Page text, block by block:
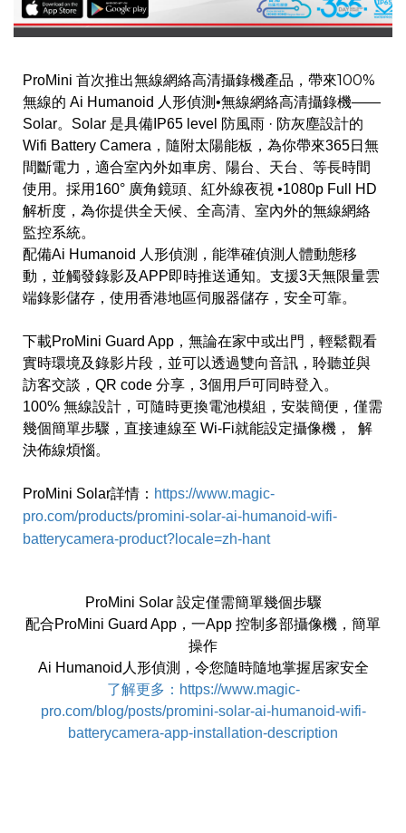
ProMini 首次推出無線網絡高清攝錄機產品，帶來100%
無線的 Ai Humanoid 人形偵測•無線網絡高清攝錄機——
Solar。Solar 是具備IP65 level 防風雨 ·​​ 防灰塵設計的
Wifi Battery Camera，隨附太陽能板，為你帶來365日無
間斷電力，適合室內外如車房、陽台、天台、等長時間
使用。採用160° 廣角鏡頭、紅外線夜視 •1080p Full HD
解析度，為你提供全天候、全高清、室內外的無線網絡
監控系統。
配備Ai Humanoid 人形偵測，能準確偵測人體動態移
動，並觸發錄影及APP即時推送通知。支援3天無限量雲
端錄影儲存， 使用香港地區伺服器儲存，安全可靠。
下載ProMini Guard App，無論在家中或出門，輕鬆觀看
實時環境及錄影片段，並可以透過雙向音訊， 聆聽並與
訪客交談，QR code 分享， 3個用戶可同時登入。
100% 無線設計，可隨時更換電池模組，安裝簡便，僅需
幾個簡單步驟，直接連線至 Wi-Fi就能設定攝像機， 解
決佈線煩惱。
ProMini Solar詳情： https://www.magic-
pro.com/products/promini-solar-ai-humanoid-wifi-
batterycamera-product?locale=zh-hant
ProMini Solar 設定僅需簡單幾個步驟
配合ProMini Guard App，一App 控制多部攝像機，簡單
操作
Ai Humanoid人形偵測，令您隨時隨地掌握居家安全
了解更多： https://www.magic-
pro.com/blog/posts/promini-solar-ai-humanoid-wifi-
batterycamera-app-installation-description